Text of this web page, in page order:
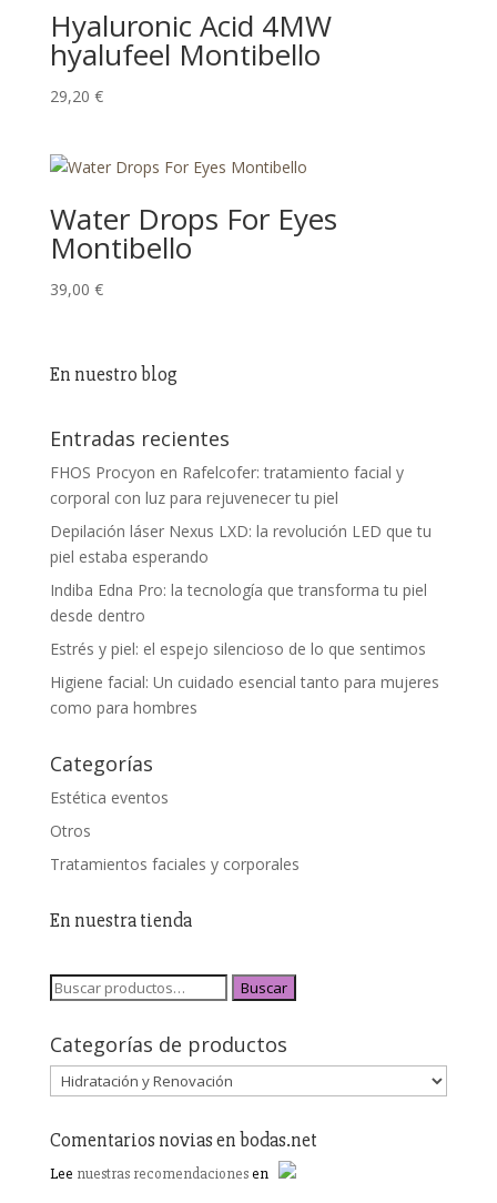
Hyaluronic Acid 4MW
hyalufeel Montibello
29,20 €
Water Drops For Eyes
Montibello
39,00 €
En nuestro blog
Entradas recientes
FHOS Procyon en Rafelcofer: tratamiento facial y
corporal con luz para rejuvenecer tu piel
Depilación láser Nexus LXD: la revolución LED que tu
piel estaba esperando
Indiba Edna Pro: la tecnología que transforma tu piel
desde dentro
Estrés y piel: el espejo silencioso de lo que sentimos
Higiene facial: Un cuidado esencial tanto para mujeres
como para hombres
Categorías
Estética eventos
Otros
Tratamientos faciales y corporales
En nuestra tienda
Buscar
Categorías de productos
Comentarios novias en bodas.net
Lee nuestras recomendacionesen